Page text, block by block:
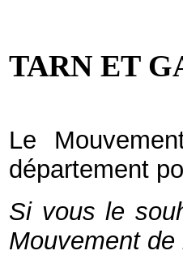
TARN ET
Le
département
Si vous le
Mouvement de